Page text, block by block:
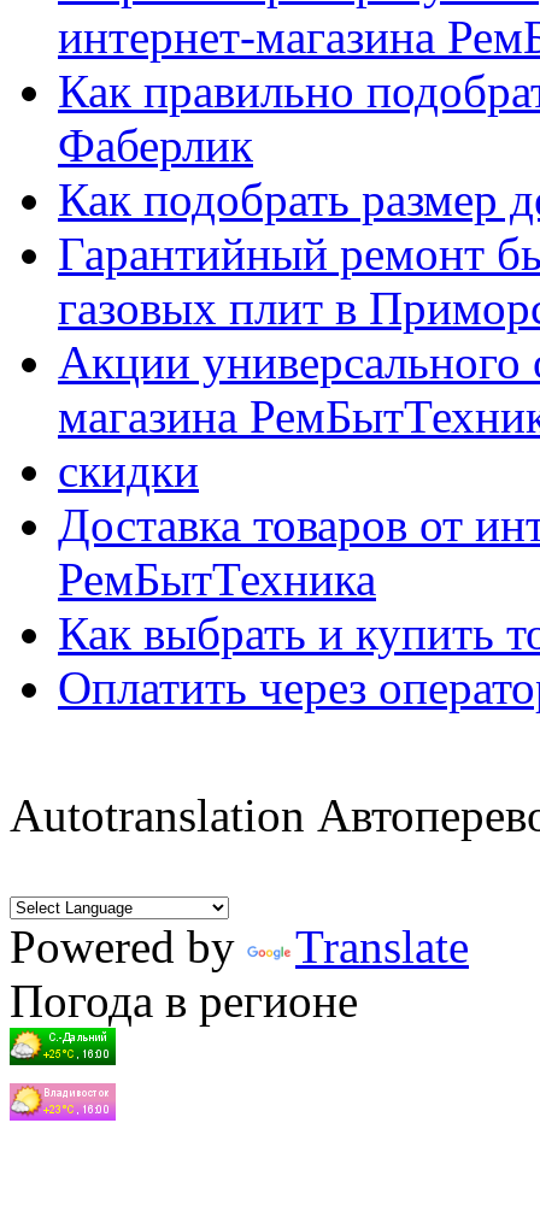
интернет-магазина
Как правильно
Фаберлик
Как подобрать размер
Гарантийный ремонт
газовых плит в
Акции универсального
магазина
скидки
Доставка товаров от
РемБытТехника
Как выбрать и купить
Оплатить через
Autotranslation
Powered by
Translate
Погода в регионе